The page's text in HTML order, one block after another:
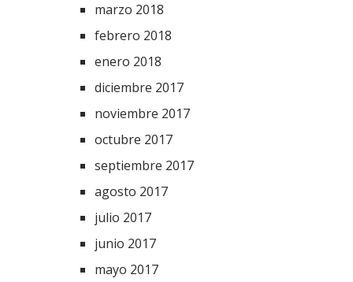
marzo 2018
febrero 2018
enero 2018
diciembre 2017
noviembre 2017
octubre 2017
septiembre 2017
agosto 2017
julio 2017
junio 2017
mayo 2017